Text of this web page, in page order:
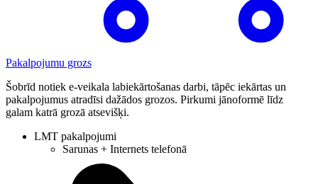
Pakalpojumu grozs
Šobrīd notiek e-veikala labiekārtošanas darbi, tāpēc iekārtas un
pakalpojumus atradīsi dažādos grozos. Pirkumi jānoformē līdz
galam katrā grozā atsevišķi.
LMT pakalpojumi
Sarunas + Internets telefonā